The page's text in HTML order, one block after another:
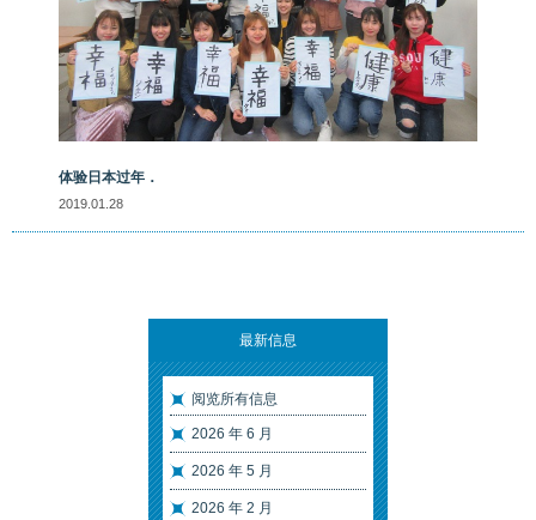
最新信息
阅览所有信息
2026 年 6 月
2026 年 5 月
2026 年 2 月
体验日本过年．
2019.01.28